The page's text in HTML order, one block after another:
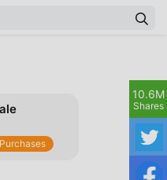
10.6M
Shares